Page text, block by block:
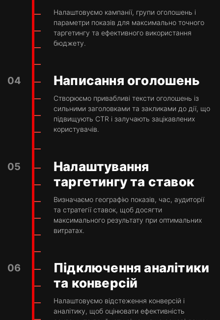
Налаштовуємо кампанії, групи оголошень і
параметри показів для максимально точного
таргетингу та ефективного використання
бюджету.
04 Написання оголошень
Створюємо привабливі тексти оголошень із
сильними заголовками та закликами до дії, що
підвищують CTR і залучають зацікавлених
користувачів.
05
Налаштування
таргетингу та ставок
Визначаємо географію показів, час, аудиторії
та стратегії ставок, щоб досягти
максимального результату при оптимальних
витратах.
06
Підключення аналітики
та конверсій
Налаштовуємо відстеження конверсій і
аналітику, щоб оцінювати ефективність